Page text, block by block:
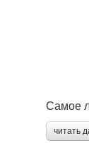
Самое
читать